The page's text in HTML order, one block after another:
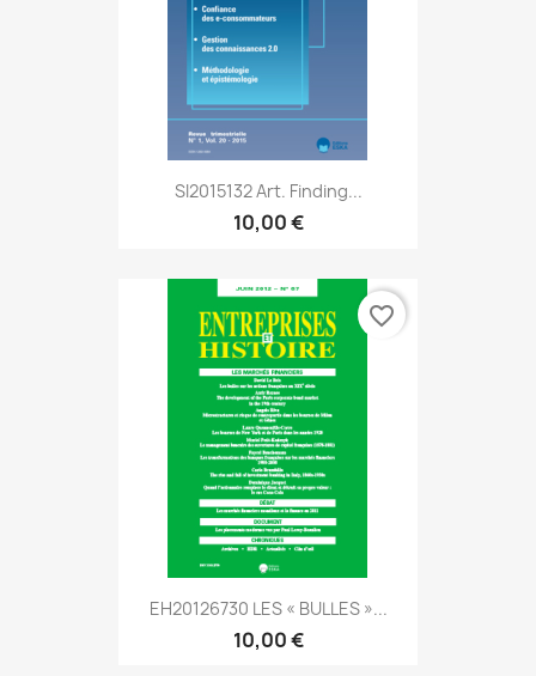
SI2015132 Art. Finding...
10,00 €
EH20126730 LES « BULLES »...
10,00 €
favorite_border